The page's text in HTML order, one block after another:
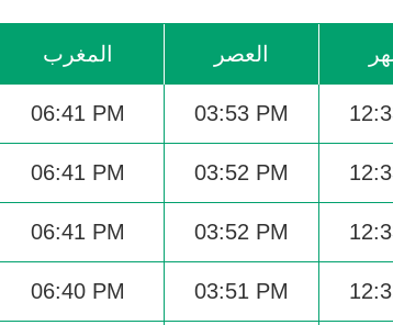
المغرب العصر
06:41 PM 03:53 PM
06:41 PM 03:52 PM
06:41 PM 03:52 PM
06:40 PM 03:51 PM